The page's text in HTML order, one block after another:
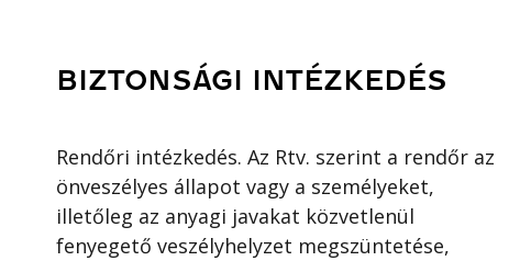
BIZTONSÁGI INTÉZKEDÉS
Rendőri intézkedés. Az Rtv. szerint a rendőr az
önveszélyes állapot vagy a személyeket,
illetőleg az anyagi javakat közvetlenül
fenyegető veszélyhelyzet megszüntetése,